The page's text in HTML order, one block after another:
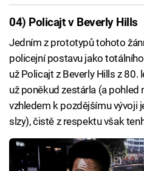
04) Policajt v Beverly Hills
Jedním z prototypů tohoto
policejní postavu jako
už Policajt z Beverly Hills z 80.
už poněkud zestárla (a pohled
vzhledem k pozdějšímu vývoji
slzy), čistě z respektu však